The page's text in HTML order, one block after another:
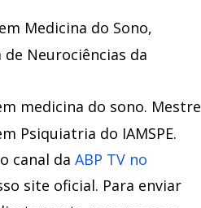
Medicina do Sono,
Neurociências da
medicina do sono. Mestre
Psiquiatria do IAMSPE.
canal da ABP TV no
site oficial. Para enviar